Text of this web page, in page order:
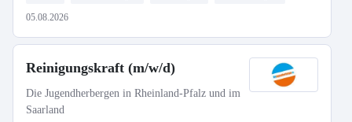
05.08.2026
Reinigungskraft (m/w/d)
Die Jugendherbergen in Rheinland-Pfalz und im
Saarland